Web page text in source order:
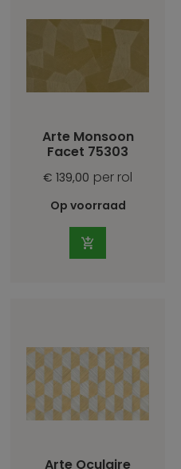
Arte Monsoon
Facet 75303
€ 139,00 per rol
Op voorraad
Arte Oculaire